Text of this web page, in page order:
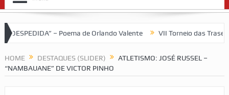
– Poema de Orlando Valente VII Torneio das Traseiras –
HOME DESTAQUES (SLIDER)
ATLETISMO: JOSÉ RUSSEL –
“NAMBAUANE” DE VICTOR PINHO